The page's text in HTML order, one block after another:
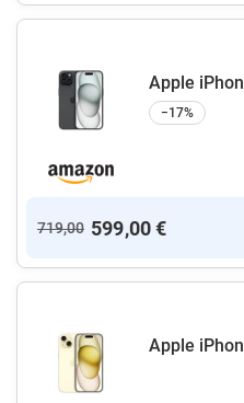
Apple
−17%
719,00 599,00 €
Apple